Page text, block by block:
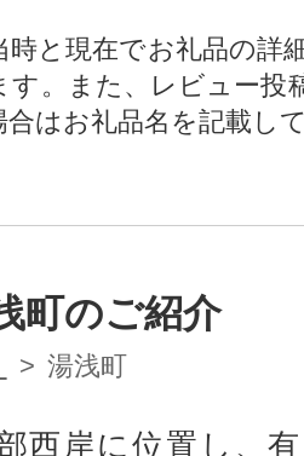
と現在でお礼品の詳
す。また、レビュー投
合はお礼品名を記載し
町のご紹介
湯浅町
西岸に位置し、